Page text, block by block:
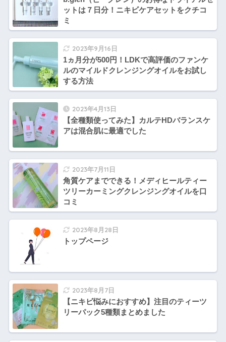
ットは７日分！ニキビケアセットをクチコ
ミ
2023年9月16日
1ヵ月分が500円！LDKで高評価のファンケ
ルのマイルドクレンジングオイルをお試し
する方法
2023年4月13日
【全種類使ってみた】カルテHDバランスケ
アは混合肌に最適でした
2023年7月11日
角質ケアまでできる！メディヒールティー
ツリーカーミングクレンジングオイルを口
コミ
2023年8月28日
トップページ
2023年8月7日
【ニキビ悩みにおすすめ】注目のティーツ
リーパック5種類まとめました